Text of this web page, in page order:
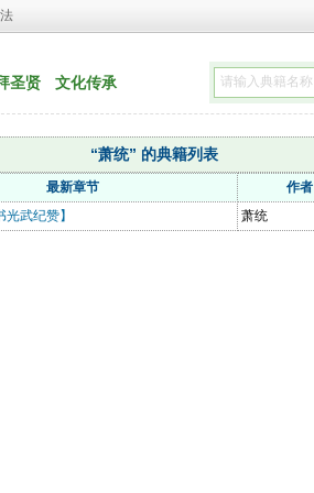
圣贤 文化传承
“萧统” 的典籍列表
最新章节 作者
武纪赞】 萧统